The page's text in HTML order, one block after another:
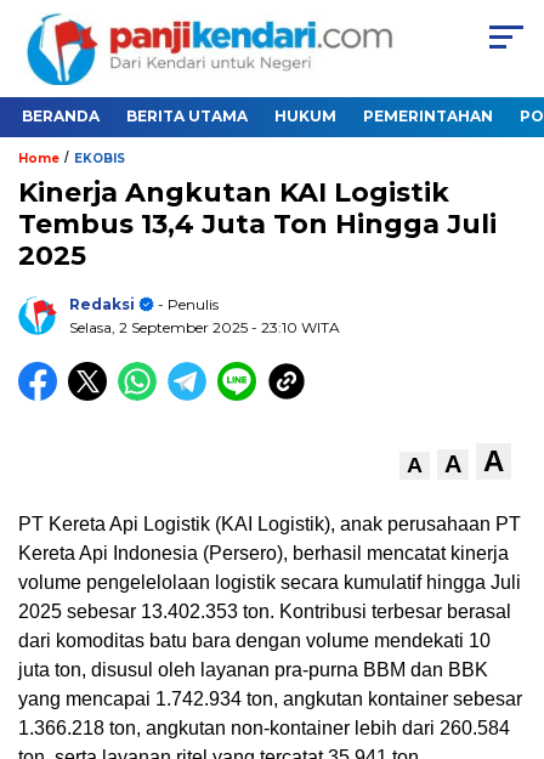
BERANDA BERITA UTAMA HUKUM PEMERINTAHAN
Home / EKOBIS
Kinerja Angkutan KAI Logistik
Tembus 13,4 Juta Ton Hingga Juli
2025
Redaksi
- Penulis
Selasa, 2 September 2025 - 23:10 WITA
A A A
PT Kereta Api Logistik (KAI Logistik), anak perusahaan PT
Kereta Api Indonesia (Persero), berhasil mencatat kinerja
volume pengelelolaan logistik secara kumulatif hingga Juli
2025 sebesar 13.402.353 ton. Kontribusi terbesar berasal
dari komoditas batu bara dengan volume mendekati 10
juta ton, disusul oleh layanan pra-purna BBM dan BBK
yang mencapai 1.742.934 ton, angkutan kontainer sebesar
1.366.218 ton, angkutan non-kontainer lebih dari 260.584